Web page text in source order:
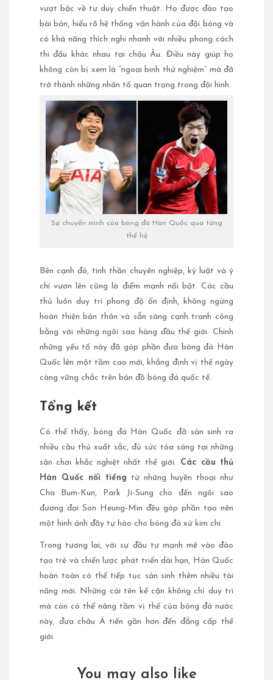
vượt bậc về tư duy chiến thuật. Họ được đào tạo
bài bản, hiểu rõ hệ thống vận hành của đội bóng và
có khả năng thích nghi nhanh với nhiều phong cách
thi đấu khác nhau tại châu Âu. Điều này giúp họ
không còn bị xem là “ngoại binh thử nghiệm” mà đã
trở thành những nhân tố quan trọng trong đội hình.
Sự chuyển mình của bóng đá Hàn Quốc qua từng
thế hệ
Bên cạnh đó, tinh thần chuyên nghiệp, kỷ luật và ý
chí vươn lên cũng là điểm mạnh nổi bật. Các cầu
thủ luôn duy trì phong độ ổn định, không ngừng
hoàn thiện bản thân và sẵn sàng cạnh tranh công
bằng với những ngôi sao hàng đầu thế giới. Chính
những yếu tố này đã góp phần đưa bóng đá Hàn
Quốc lên một tầm cao mới, khẳng định vị thế ngày
càng vững chắc trên bản đồ bóng đá quốc tế.
Tổng kết
Có thể thấy, bóng đá Hàn Quốc đã sản sinh ra
nhiều cầu thủ xuất sắc, đủ sức tỏa sáng tại những
sân chơi khắc nghiệt nhất thế giới. Các cầu thủ
Hàn Quốc nổi tiếng từ những huyền thoại như
Cha Bum-Kun, Park Ji-Sung cho đến ngôi sao
đương đại Son Heung-Min đều góp phần tạo nên
một hình ảnh đầy tự hào cho bóng đá xứ kim chi.
Trong tương lai, với sự đầu tư mạnh mẽ vào đào
tạo trẻ và chiến lược phát triển dài hạn, Hàn Quốc
hoàn toàn có thể tiếp tục sản sinh thêm nhiều tài
năng mới. Những cái tên kế cận không chỉ duy trì
mà còn có thể nâng tầm vị thế của bóng đá nước
này, đưa châu Á tiến gần hơn đến đẳng cấp thế
giới.
You may also like